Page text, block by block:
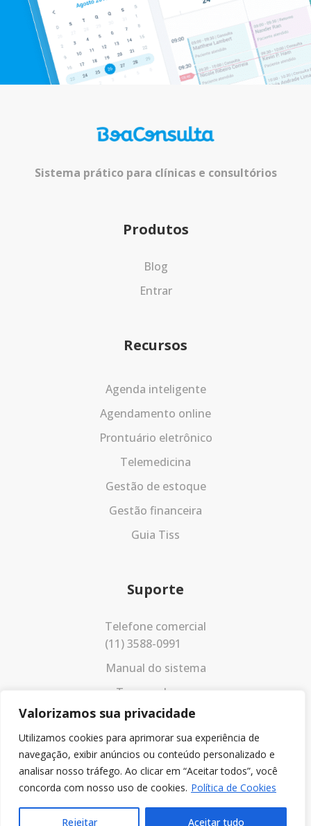
Valorizamos sua privacidade
Utilizamos cookies para aprimorar sua experiência de
navegação, exibir anúncios ou conteúdo personalizado e
analisar nosso tráfego. Ao clicar em “Aceitar todos”, você
concorda com nosso uso de cookies. Política de Cookies
Rejeitar Aceitar tudo
Sistema prático para clínicas e consultórios
Produtos
Blog
Entrar
Recursos
Agenda inteligente
Agendamento online
Prontuário eletrônico
Telemedicina
Gestão de estoque
Gestão financeira
Guia Tiss
Suporte
Telefone comercial
(11) 3588-0991
Manual do sistema
Termos de uso
Política de privacidade